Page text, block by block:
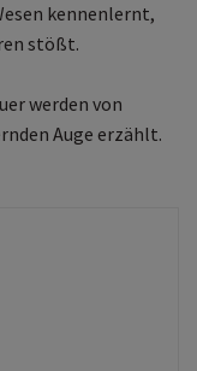
kennenlernt,
stößt.
werden von
Auge erzählt.
junge Frau,
Trude und
aus ihrem
Sie entdeckt eine